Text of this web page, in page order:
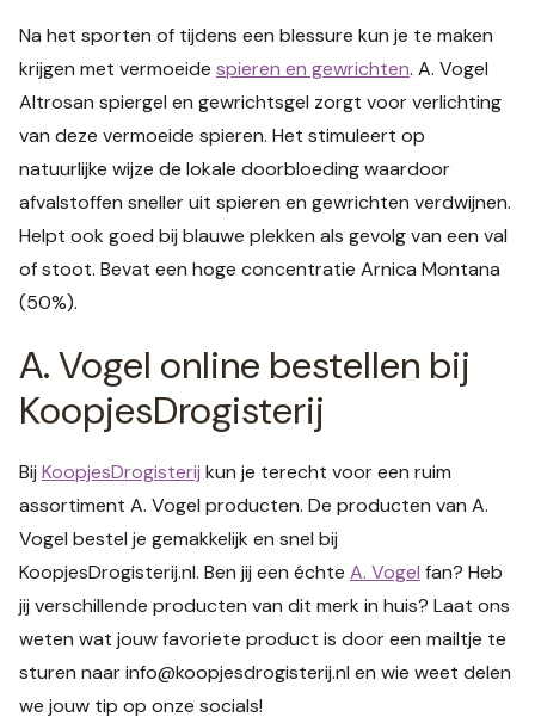
Na het sporten of tijdens een blessure kun je te maken
krijgen met vermoeide spieren en gewrichten. A. Vogel
Altrosan spiergel en gewrichtsgel zorgt voor verlichting
van deze vermoeide spieren. Het stimuleert op
natuurlijke wijze de lokale doorbloeding waardoor
afvalstoffen sneller uit spieren en gewrichten verdwijnen.
Helpt ook goed bij blauwe plekken als gevolg van een val
of stoot. Bevat een hoge concentratie Arnica Montana
(50%).
A. Vogel online bestellen bij
KoopjesDrogisterij
Bij KoopjesDrogisterij kun je terecht voor een ruim
assortiment A. Vogel producten. De producten van A.
Vogel bestel je gemakkelijk en snel bij
KoopjesDrogisterij.nl. Ben jij een échte A. Vogel fan? Heb
jij verschillende producten van dit merk in huis? Laat ons
weten wat jouw favoriete product is door een mailtje te
sturen naarinfo@koopjesdrogisterij.nl en wie weet delen
we jouw tip op onze socials!